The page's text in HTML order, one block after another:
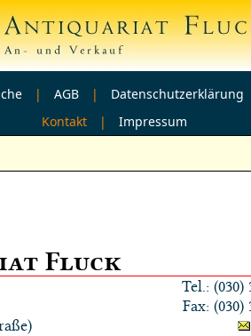
| AGB | Datenschutzerklärung
Kontakt | Impressum
Fluck
Tel.: (030)
Fax: (030)